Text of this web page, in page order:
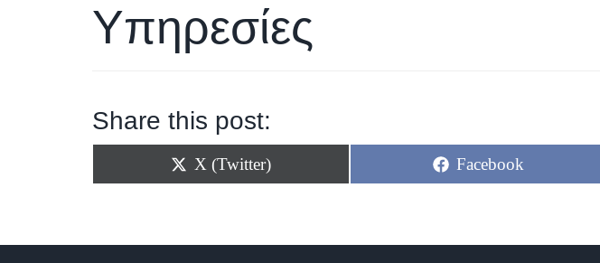
Υπηρεσίες
Share this post:
Share
on
X (Twitter)
Share
on
Facebook